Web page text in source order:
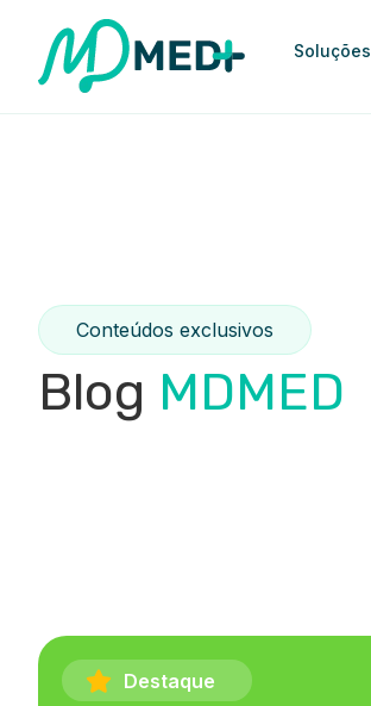
Soluções
Conteúdos exclusivos
Blog MDMED
Destaque